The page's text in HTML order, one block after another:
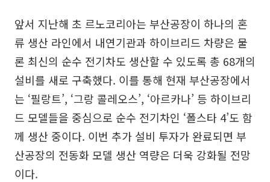
앞서 지난해 초 르노코리아는 부산공장이 하나의 혼
류 생산 라인에서 내연기관과 하이브리드 차량은 물
론 최신의 순수 전기차도 생산할 수 있도록 총 68개의
설비를 새로 구축했다. 이를 통해 현재 부산공장에서
는 ‘필랑트’, ‘그랑 콜레오스’, ‘아르카나’ 등 하이브리
드 모델들을 중심으로 순수 전기차인 ‘폴스타 4’도 함
께 생산 중이다. 이번 추가 설비 투자가 완료되면 부
산공장의 전동화 모델 생산 역량은 더욱 강화될 전망
이다.